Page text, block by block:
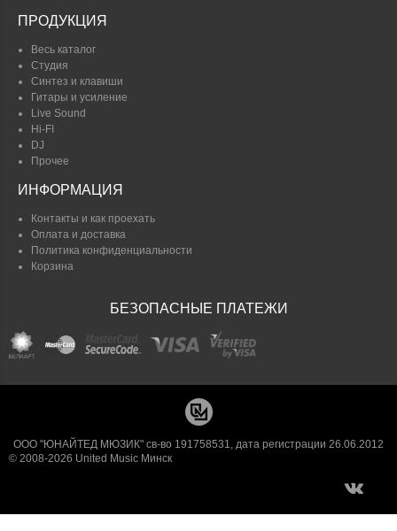
ПРОДУКЦИЯ
Весь каталог
Студия
Синтез и клавиши
Гитары и усиление
Live Sound
Hi-FI
DJ
Прочее
ИНФОРМАЦИЯ
Контакты и как проехать
Оплата и доставка
Политика конфиденциальности
Корзина
БЕЗОПАСНЫЕ ПЛАТЕЖИ
ООО "ЮНАЙТЕД МЮЗИК" св-во 191758531, дата регистрации 26.06.2012
© 2008-2026 United Music Минск